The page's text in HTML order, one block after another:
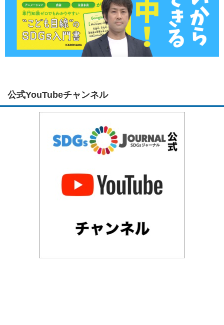
公式YouTubeチャンネル